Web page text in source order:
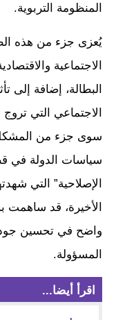
المنظومة التربوية.
يُعزى جزء من هذه
الاجتماعية
البطالة، إضافة إلى
الاجتماعي التي
سوى جزء من
سياسات الدولة في
الإصلاحية” التي
الأخيرة، قد
واضح في تحسين جودة
المسؤولة.
اقرأ أيضا...